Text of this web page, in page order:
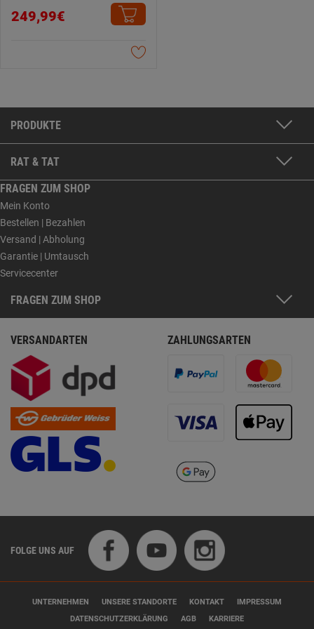
249,99€
PRODUKTE
RAT & TAT
FRAGEN ZUM SHOP
Mein Konto
Bestellen | Bezahlen
Versand | Abholung
Garantie | Umtausch
Servicecenter
FRAGEN ZUM SHOP
VERSANDARTEN ZAHLUNGSARTEN
FOLGE UNS AUF
UNTERNEHMEN UNSERE STANDORTE KONTAKT
IMPRESSUM
DATENSCHUTZERKLÄRUNG
AGB KARRIERE